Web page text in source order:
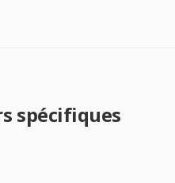
spécifiques